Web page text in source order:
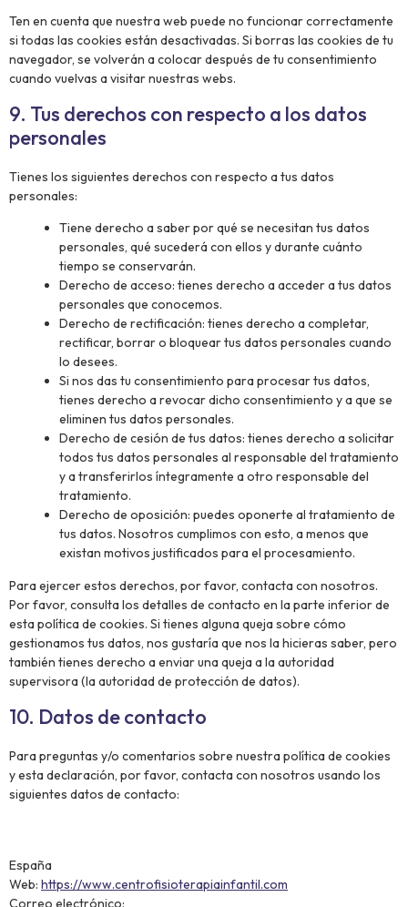
Ten en cuenta que nuestra web puede no funcionar correctamente
si todas las cookies están desactivadas. Si borras las cookies de tu
navegador, se volverán a colocar después de tu consentimiento
cuando vuelvas a visitar nuestras webs.
9. Tus derechos con respecto a los datos
personales
Tienes los siguientes derechos con respecto a tus datos
personales:
Tiene derecho a saber por qué se necesitan tus datos
personales, qué sucederá con ellos y durante cuánto
tiempo se conservarán.
Derecho de acceso: tienes derecho a acceder a tus datos
personales que conocemos.
Derecho de rectificación: tienes derecho a completar,
rectificar, borrar o bloquear tus datos personales cuando
lo desees.
Si nos das tu consentimiento para procesar tus datos,
tienes derecho a revocar dicho consentimiento y a que se
eliminen tus datos personales.
Derecho de cesión de tus datos: tienes derecho a solicitar
todos tus datos personales al responsable del tratamiento
y a transferirlos íntegramente a otro responsable del
tratamiento.
Derecho de oposición: puedes oponerte al tratamiento de
tus datos. Nosotros cumplimos con esto, a menos que
existan motivos justificados para el procesamiento.
Para ejercer estos derechos, por favor, contacta con nosotros.
Por favor, consulta los detalles de contacto en la parte inferior de
esta política de cookies. Si tienes alguna queja sobre cómo
gestionamos tus datos, nos gustaría que nos la hicieras saber, pero
también tienes derecho a enviar una queja a la autoridad
supervisora (la autoridad de protección de datos).
10. Datos de contacto
Para preguntas y/o comentarios sobre nuestra política de cookies
y esta declaración, por favor, contacta con nosotros usando los
siguientes datos de contacto:
España
Web: https://www.centrofisioterapiainfantil.com
Correo electrónico: